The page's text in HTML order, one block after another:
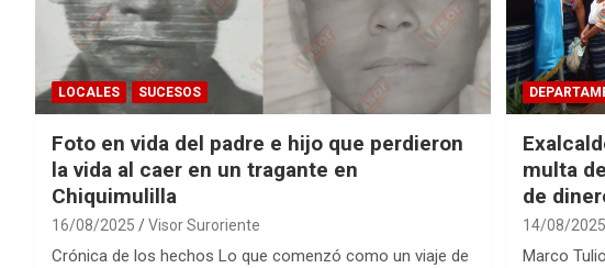
LOCALES SUCESOS
Foto en vida del padre e hijo que perdieron
la vida al caer en un tragante en
Chiquimulilla
16/08/2025 Visor Suroriente
Crónica de los hechos Lo que comenzó como un viaje de
multa
de
14/08/2025
Marco